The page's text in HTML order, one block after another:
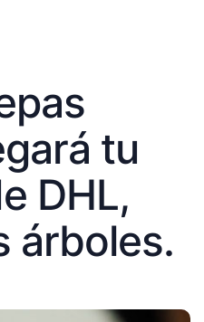
tu
DHL,
árboles.